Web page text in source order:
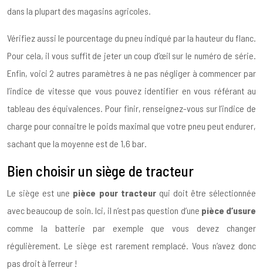
dans la plupart des magasins agricoles.
Vérifiez aussi le pourcentage du pneu indiqué par la hauteur du flanc.
Pour cela, il vous suffit de jeter un coup d’œil sur le numéro de série.
Enfin, voici 2 autres paramètres à ne pas négliger à commencer par
l’indice de vitesse que vous pouvez identifier en vous référant au
tableau des équivalences. Pour finir, renseignez-vous sur l’indice de
charge pour connaitre le poids maximal que votre pneu peut endurer,
sachant que la moyenne est de 1,6 bar.
Bien choisir un siège de tracteur
Le siège est une pièce pour tracteur qui doit être sélectionnée
avec beaucoup de soin. Ici, il n’est pas question d’une pièce d’usure
comme la batterie par exemple que vous devez changer
régulièrement. Le siège est rarement remplacé. Vous n’avez donc
pas droit à l’erreur !